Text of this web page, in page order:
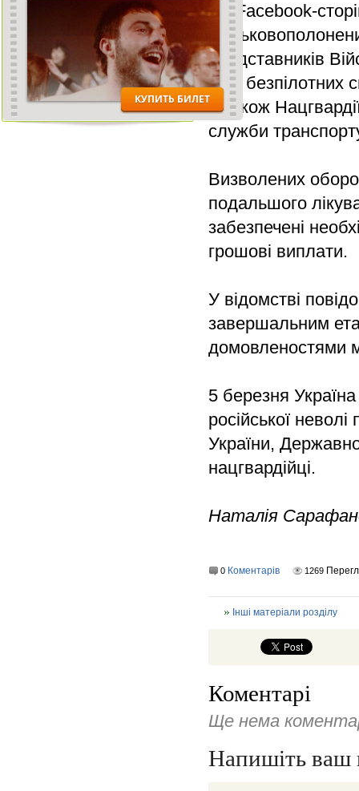
На Facebook-
представників
Сил безпілотних
а також
служби
Визволених
подальшого
забезпечені
грошові виплати.
У відомстві
завершальним
домовленостями
5 березня
російської
України,
нацгвардійці.
Наталія
0 Коментарів 1269
Інші матеріали розділу
Коментарі
Ще нема
Напишіть ваш